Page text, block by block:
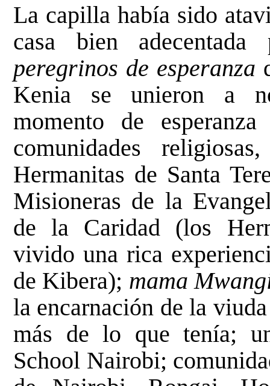
La capilla había sido
casa bien
peregrinos de esperanza
Kenia se unieron a
momento de
comunidades
Hermanitas de Santa
Misioneras de la
de la Caridad (los
vivido una rica
de Kibera); mama
la encarnación de la
más de lo que tenía;
School Nairobi;